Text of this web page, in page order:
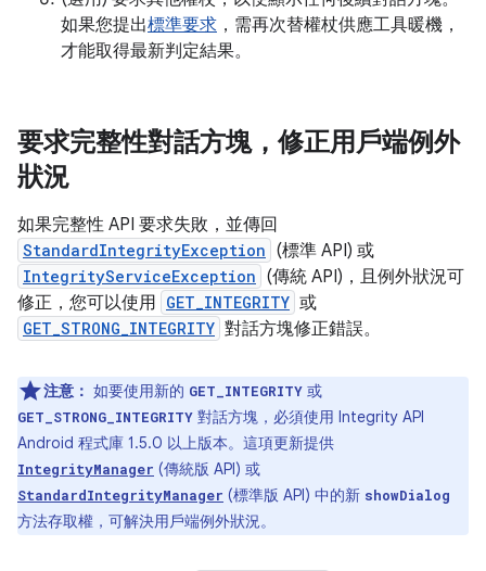
如果您提出標準要求 ，需再次替權杖供應工具暖機，
才能取得最新判定結果。
要求完整性對話方塊，修正用戶端例外
狀況
如果完整性 API 要求失敗，並傳回
StandardIntegrityException (標準 API) 或
IntegrityServiceException (傳統 API)，且例外狀況可
修正，您可以使用 GET_INTEGRITY 或
GET_STRONG_INTEGRITY 對話方塊修正錯誤。
注意： 如要使用新的 GET_INTEGRITY 或
GET_STRONG_INTEGRITY 對話方塊，必須使用 Integrity API
Android 程式庫 1.5.0 以上版本。這項更新提供
IntegrityManager (傳統版 API) 或
StandardIntegrityManager (標準版 API) 中的新 showDialog
方法存取權，可解決用戶端例外狀況。